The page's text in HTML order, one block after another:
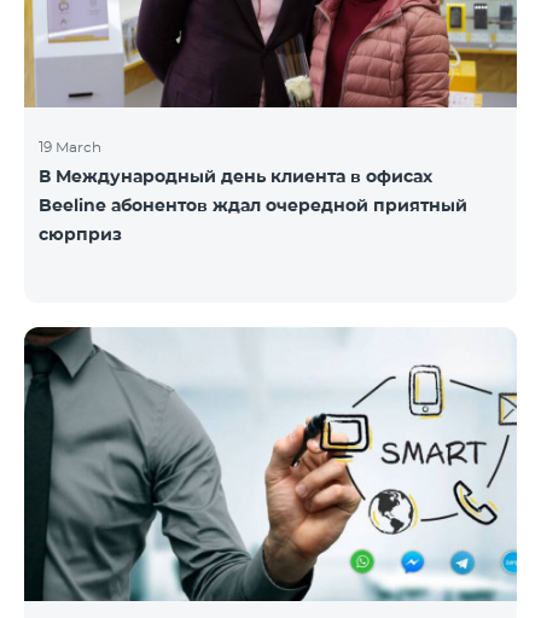
19 March
В Международный день клиента в офисах
Beeline абонентов ждал очередной приятный
сюрприз